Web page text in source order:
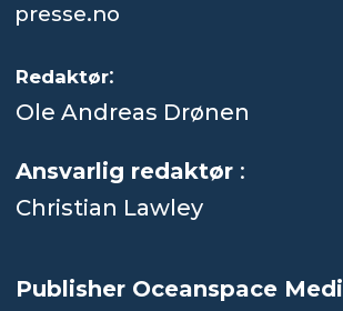
presse.no
Redaktør:
Ole Andreas Drønen
Ansvarlig redaktør :
Christian Lawley
Publisher Oceanspace